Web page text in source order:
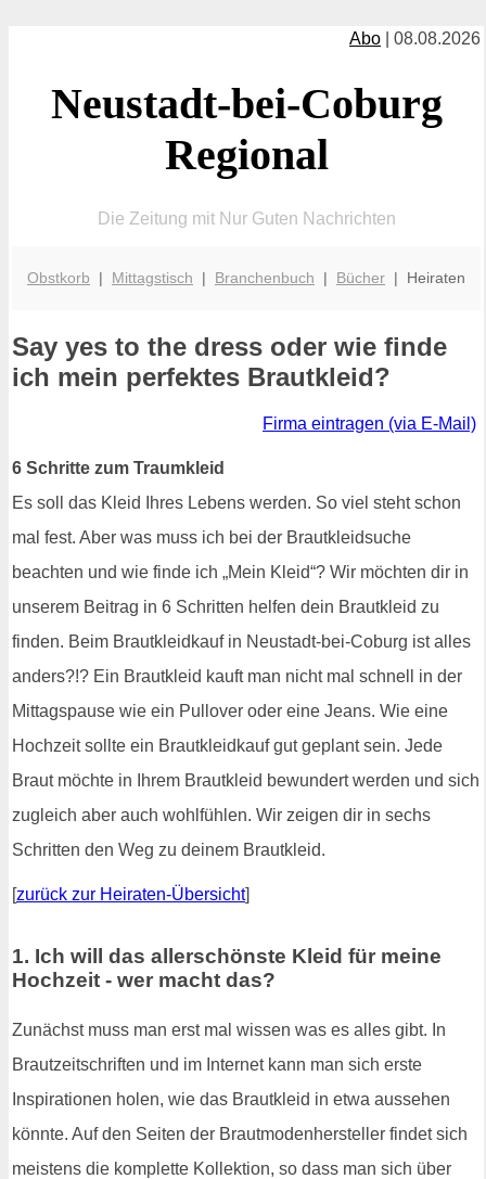
Abo | 08.08.2026
Neustadt-bei-Coburg
Regional
Die Zeitung mit Nur Guten Nachrichten
Obstkorb | Mittagstisch | Branchenbuch | Bücher | Heiraten
Say yes to the dress oder wie finde
ich mein perfektes Brautkleid?
Firma eintragen (via E-Mail)
6 Schritte zum Traumkleid
Es soll das Kleid Ihres Lebens werden. So viel steht schon
mal fest. Aber was muss ich bei der Brautkleidsuche
beachten und wie finde ich „Mein Kleid“? Wir möchten dir in
unserem Beitrag in 6 Schritten helfen dein Brautkleid zu
finden. Beim Brautkleidkauf in Neustadt-bei-Coburg ist alles
anders?!? Ein Brautkleid kauft man nicht mal schnell in der
Mittagspause wie ein Pullover oder eine Jeans. Wie eine
Hochzeit sollte ein Brautkleidkauf gut geplant sein. Jede
Braut möchte in Ihrem Brautkleid bewundert werden und sich
zugleich aber auch wohlfühlen. Wir zeigen dir in sechs
Schritten den Weg zu deinem Brautkleid.
[zurück zur Heiraten-Übersicht]
1. Ich will das allerschönste Kleid für meine
Hochzeit - wer macht das?
Zunächst muss man erst mal wissen was es alles gibt. In
Brautzeitschriften und im Internet kann man sich erste
Inspirationen holen, wie das Brautkleid in etwa aussehen
könnte. Auf den Seiten der Brautmodenhersteller findet sich
meistens die komplette Kollektion, so dass man sich über